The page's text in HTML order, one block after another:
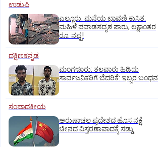
ಉಡುಪಿ
ಎಲ್ಲೂರು: ಮನೆಯ ಛಾವಣಿ ಕುಸಿತ:
ಮಹಿಳೆ ಪವಾಡಸದೃಶ ಪಾರು, ಲಕ್ಷಾಂತರ
ರೂ. ನಷ್ಟ!
ದಕ್ಷಿಣಕನ್ನಡ
ಮಂಗಳೂರು: ತಲವಾರು ಹಿಡಿದು
ಸಾರ್ವಜನಿಕರಿಗೆ ಬೆದರಿಕೆ: ಇಬ್ಬರ ಬಂಧನ
ಸಂಪಾದಕೀಯ
ಅರುಣಾಚಲ ಪ್ರದೇಶದ ಹೊಸ ನಕ್ಷೆ
ಚೀನದ ವಿಸ್ತರಣಾವಾದಕ್ಕೆ ಸಡ್ಡು